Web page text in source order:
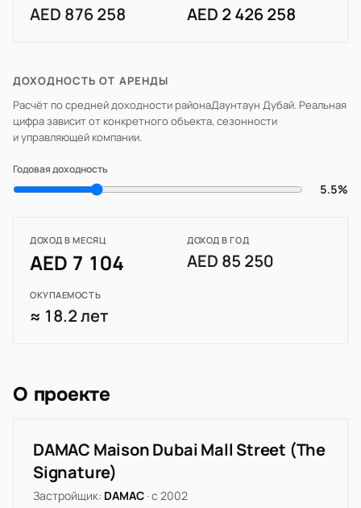
AED 876 258 AED 2 426 258
ДОХОДНОСТЬ ОТ АРЕНДЫ
Расчёт по средней доходности районаДаунтаун Дубай. Реальная
цифра зависит от конкретного объекта, сезонности
и управляющей компании.
Годовая доходность
5.5%
ДОХОД В МЕСЯЦ
AED 7 104
ДОХОД В ГОД
AED 85 250
ОКУПАЕМОСТЬ
≈ 18.2 лет
О проекте
DAMAC Maison Dubai Mall Street (The
Signature)
Застройщик: DAMAC · с 2002